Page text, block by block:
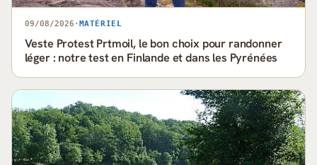
09/08/2026 · MATÉRIEL
Veste Protest Prtmoil, le bon choix pour randonner
léger : notre test en Finlande et dans les Pyrénées